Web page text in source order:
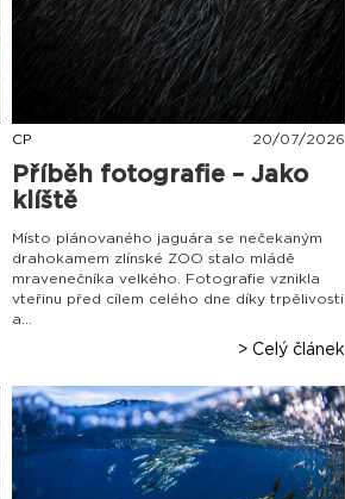
CP 20/07/2026
Příběh fotografie – Jako
klíště
Místo plánovaného jaguára se nečekaným
drahokamem zlínské ZOO stalo mládě
mravenečníka velkého. Fotografie vznikla
vteřinu před cílem celého dne díky trpělivosti
a...
> Celý článek